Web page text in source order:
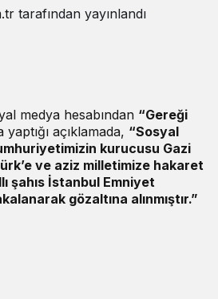
tarafından yayınlandı
medya hesabından “Gereği
yaptığı açıklamada, “Sosyal
kurucusu Gazi
ve aziz milletimize hakaret
şahıs İstanbul Emniyet
gözaltına alınmıştır.”